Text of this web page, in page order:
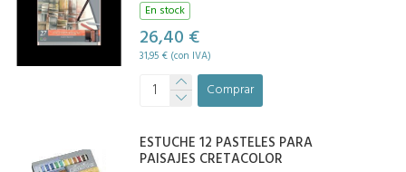
En stock
26,40 €
31,95 € (con IVA)
Comprar
ESTUCHE 12 PASTELES PARA
PAISAJES CRETACOLOR